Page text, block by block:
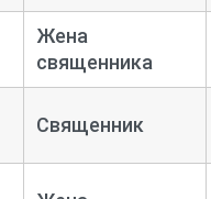
Жена
священника
Священник